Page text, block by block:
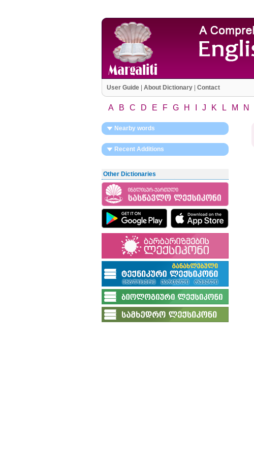
User Guide| About Dictionary| Contact
A B C D E F G H J K L M N
Nearby words
Recent Additions
Other Dictionaries